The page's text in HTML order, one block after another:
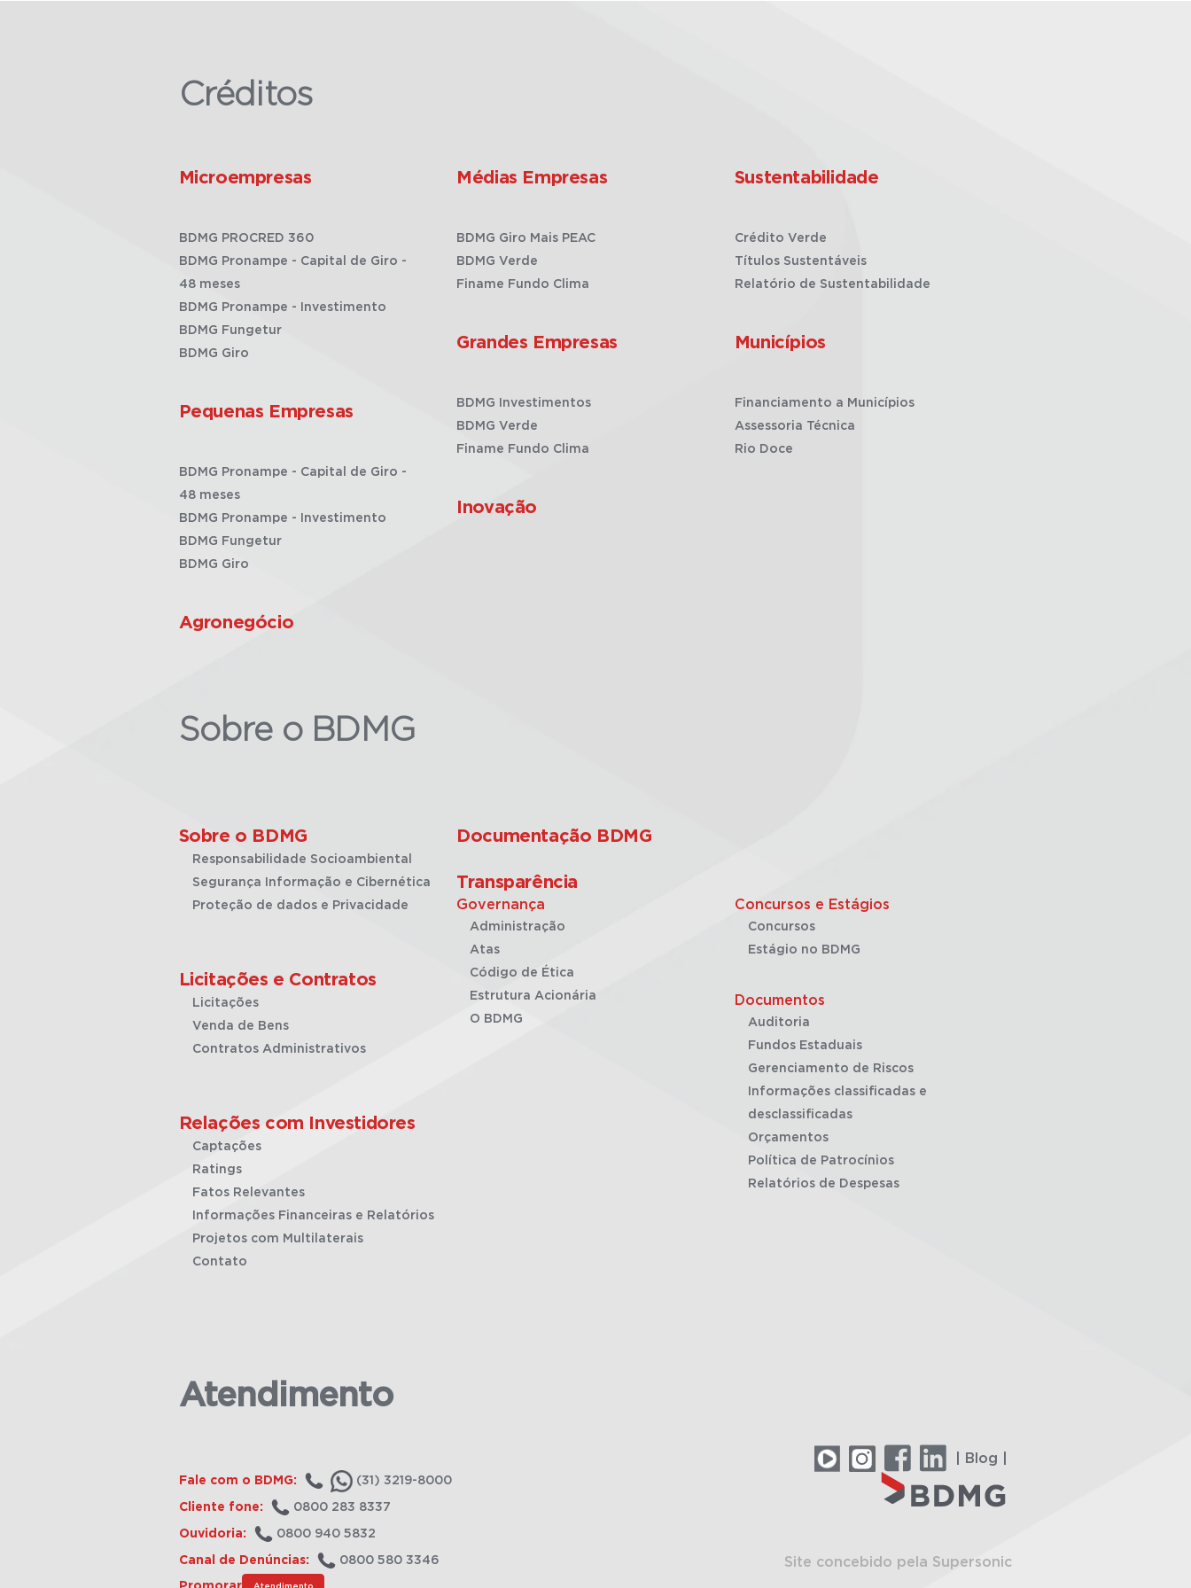
Créditos
Microempresas
BDMG PROCRED 360
BDMG Pronampe - Capital de Giro -
48 meses
BDMG Pronampe - Investimento
BDMG Fungetur
BDMG Giro
Pequenas Empresas
BDMG Pronampe - Capital de Giro -
48 meses
BDMG Pronampe - Investimento
BDMG Fungetur
BDMG Giro
Agronegócio
Médias Empresas
BDMG Giro Mais PEAC
BDMG Verde
Finame Fundo Clima
Grandes Empresas
BDMG Investimentos
BDMG Verde
Finame Fundo Clima
Inovação
Sustentabilidade
Crédito Verde
Títulos Sustentáveis
Relatório de Sustentabilidade
Municípios
Financiamento a Municípios
Assessoria Técnica
Rio Doce
Sobre o BDMG
Sobre o BDMG
Responsabilidade Socioambiental
Segurança Informação e Cibernética
Proteção de dados e Privacidade
Licitações e Contratos
Licitações
Venda de Bens
Contratos Administrativos
Relações com Investidores
Captações
Ratings
Fatos Relevantes
Informações Financeiras e Relatórios
Projetos com Multilaterais
Contato
Documentação BDMG
Transparência
Governança
Administração
Atas
Código de Ética
Estrutura Acionária
O BDMG
Concursos e Estágios
Concursos
Estágio no BDMG
Documentos
Auditoria
Fundos Estaduais
Gerenciamento de Riscos
Informações classificadas e
desclassificadas
Orçamentos
Política de Patrocínios
Relatórios de Despesas
Atendimento
Fale com o BDMG: (31) 3219-8000
Cliente fone: 0800 283 8337
Ouvidoria: 0800 940 5832
Canal de Denúncias: 0800 580 3346
Atendimento
| Blog |
Site concebido pela Supersonic